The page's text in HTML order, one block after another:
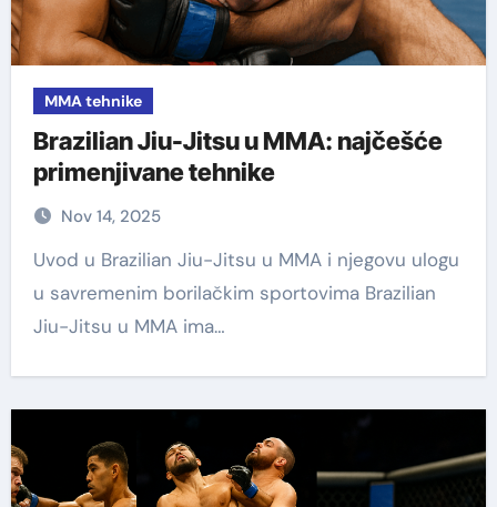
MMA tehnike
Brazilian Jiu-Jitsu u MMA: najčešće
primenjivane tehnike
Nov 14, 2025
Uvod u Brazilian Jiu-Jitsu u MMA i njegovu ulogu
u savremenim borilačkim sportovima Brazilian
Jiu-Jitsu u MMA ima…